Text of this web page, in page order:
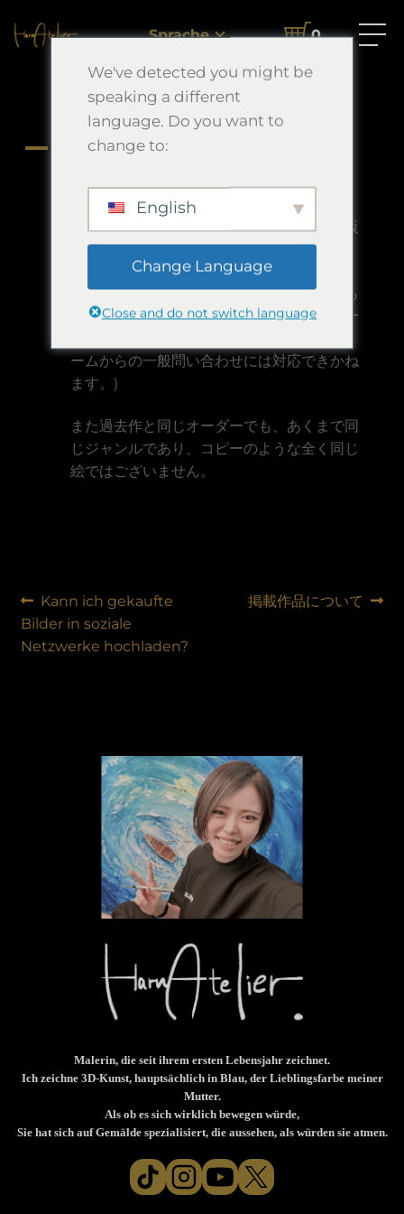
Sprache 0
Startseite 同じ絵の再販はありますか？
同じ絵の再販はありますか？
A 同じ絵の再販はありますか？
基本的にはございません。
似たような作品を描くこともありますが、販
売しない時もあります。
オーダー依頼では過去作品と似たような絵も
制作可能ですので気になる方はお気軽にオー
ームからの一般問い合わせには対応できかね
ます。)
また過去作と同じオーダーでも、あくまで同
じジャンルであり、コピーのような全く同じ
絵ではございません。
Beitrags-
Navigation
Vorheriger
Beitrag:
Kann ich gekaufte
Bilder in soziale
Netzwerke hochladen?
Nächster
掲載作品について
Malerin, die seit ihrem ersten Lebensjahr zeichnet.
Ich zeichne 3D-Kunst, hauptsächlich in Blau, der Lieblingsfarbe meiner
Mutter.
Als ob es sich wirklich bewegen würde,
Sie hat sich auf Gemälde spezialisiert, die aussehen, als würden sie atmen.
We've detected you might be
speaking a different
language. Do you want to
change to:
English
Change Language
Close and do not switch language